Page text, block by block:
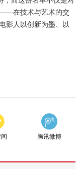
——在技术与艺术的交
影人以创新为墨、以
腾讯微博